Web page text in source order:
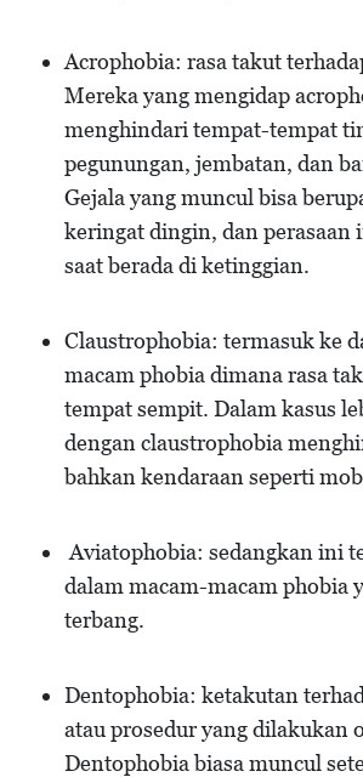
Acrophobia: rasa takut
Mereka yang mengidap
menghindari tempat-tempat
pegunungan, jembatan, dan
Gejala yang muncul bisa
keringat dingin, dan perasaan
saat berada di ketinggian.
Claustrophobia: termasuk ke
macam phobia dimana rasa
tempat sempit. Dalam kasus
dengan claustrophobia
bahkan kendaraan seperti
Aviatophobia: sedangkan ini
dalam macam-macam phobia
terbang.
Dentophobia: ketakutan
atau prosedur yang dilakukan
Dentophobia biasa muncul